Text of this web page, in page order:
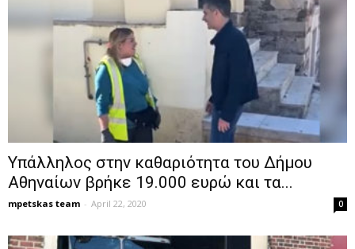
Υπάλληλος στην καθαριότητα του Δήμου
Αθηναίων βρήκε 19.000 ευρώ και τα...
mpetskas team - April 22, 2020 0